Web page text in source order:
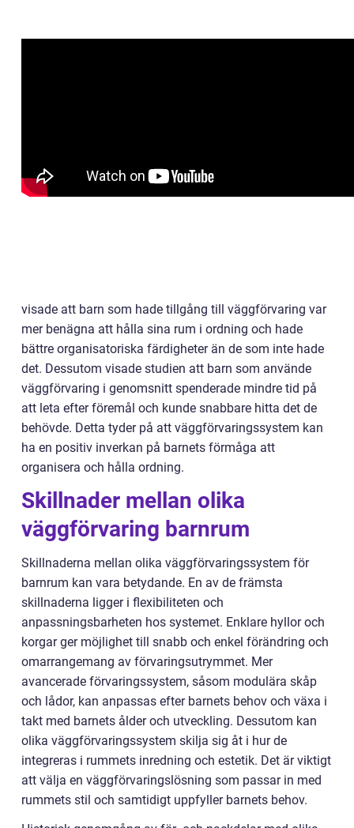
visade att barn som hade tillgång till väggförvaring var
mer benägna att hålla sina rum i ordning och hade
bättre organisatoriska färdigheter än de som inte hade
det. Dessutom visade studien att barn som använde
väggförvaring i genomsnitt spenderade mindre tid på
att leta efter föremål och kunde snabbare hitta det de
behövde. Detta tyder på att väggförvaringssystem kan
ha en positiv inverkan på barnets förmåga att
organisera och hålla ordning.
Skillnader mellan olika
väggförvaring barnrum
Skillnaderna mellan olika väggförvaringssystem för
barnrum kan vara betydande. En av de främsta
skillnaderna ligger i flexibiliteten och
anpassningsbarheten hos systemet. Enklare hyllor och
korgar ger möjlighet till snabb och enkel förändring och
omarrangemang av förvaringsutrymmet. Mer
avancerade förvaringssystem, såsom modulära skåp
och lådor, kan anpassas efter barnets behov och växa i
takt med barnets ålder och utveckling. Dessutom kan
olika väggförvaringssystem skilja sig åt i hur de
integreras i rummets inredning och estetik. Det är viktigt
att välja en väggförvaringslösning som passar in med
rummets stil och samtidigt uppfyller barnets behov.